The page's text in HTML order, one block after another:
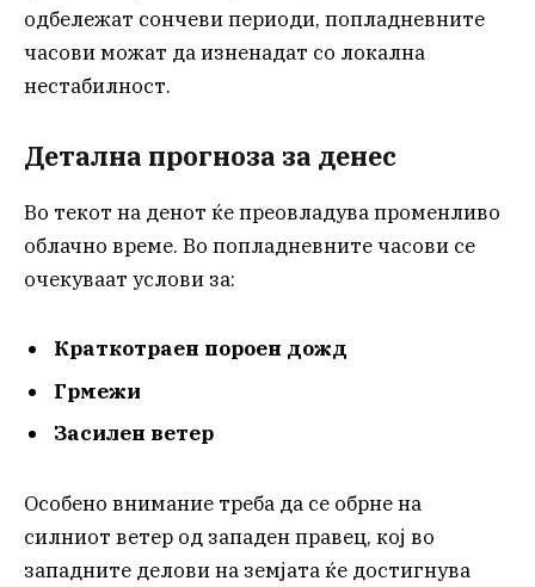
одбележат сончеви периоди, попладневните
часови можат да изненадат со локална
нестабилност.
Детална прогноза за денес
Во текот на денот ќе преовладува променливо
облачно време. Во попладневните часови се
очекуваат услови за:
Краткотраен пороен дожд
Грмежи
Засилен ветер
Особено внимание треба да се обрне на
силниот ветер од западен правец, кој во
западните делови на земјата ќе достигнува